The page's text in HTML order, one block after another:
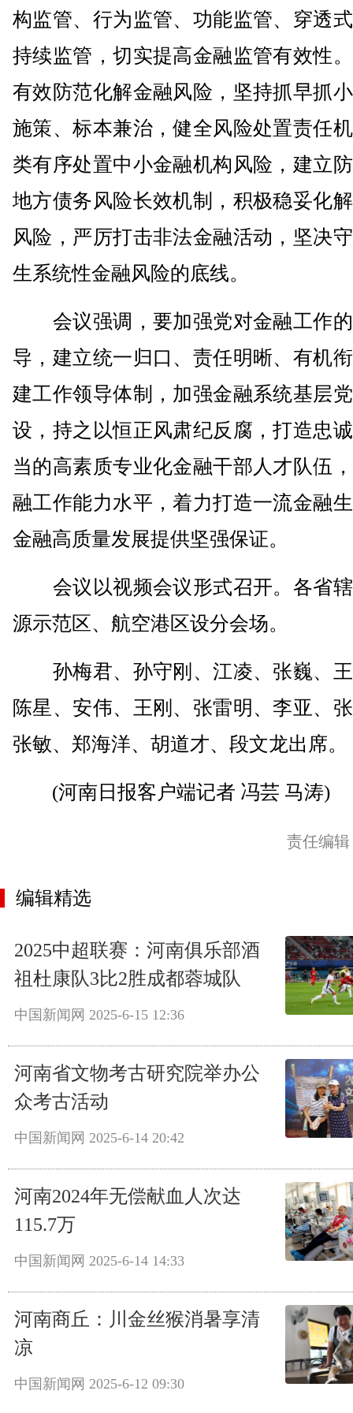
构监管、行为监管、功能监管、穿透
持续监管，切实提高金融监管有效性
有效防范化解金融风险，坚持抓早抓
施策、标本兼治，健全风险处置责任
类有序处置中小金融机构风险，建立
地方债务风险长效机制，积极稳妥化
风险，严厉打击非法金融活动，坚决
生系统性金融风险的底线。
会议强调，要加强党对金融工作
导，建立统一归口、责任明晰、有机
建工作领导体制，加强金融系统基层
设，持之以恒正风肃纪反腐，打造忠
当的高素质专业化金融干部人才队伍
融工作能力水平，着力打造一流金融
金融高质量发展提供坚强保证。
会议以视频会议形式召开。各省
源示范区、航空港区设分会场。
孙梅君、孙守刚、江凌、张巍、
陈星、安伟、王刚、张雷明、李亚、
张敏、郑海洋、胡道才、段文龙出席。
(河南日报客户端记者 冯芸 马涛)
责任编
编辑精选
2025中超联赛：河南俱乐部酒
祖杜康队3比2胜成都蓉城队
中国新闻网 2025-6-15 12:36
河南省文物考古研究院举办公
众考古活动
中国新闻网 2025-6-14 20:42
河南2024年无偿献血人次达
115.7万
中国新闻网 2025-6-14 14:33
河南商丘：川金丝猴消暑享清
凉
中国新闻网 2025-6-12 09:30